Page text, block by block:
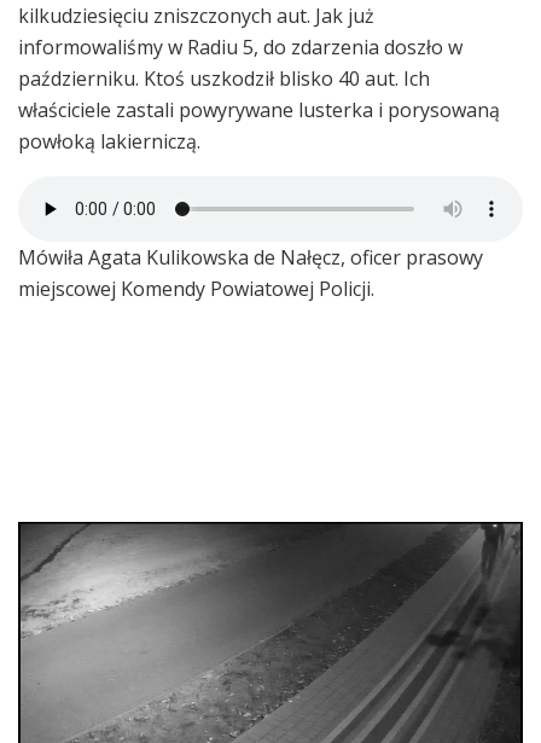
kilkudziesięciu zniszczonych aut. Jak już
informowaliśmy w Radiu 5, do zdarzenia doszło w
październiku. Ktoś uszkodził blisko 40 aut. Ich
właściciele zastali powyrywane lusterka i porysowaną
powłoką lakierniczą.
Mówiła Agata Kulikowska de Nałęcz, oficer prasowy
miejscowej Komendy Powiatowej Policji.